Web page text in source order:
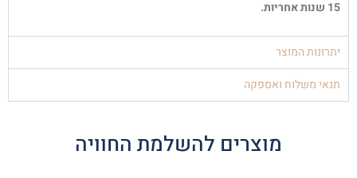
15 שנות אחריות.
יתרונות המוצר
תנאי משלוח ואספקה
מוצרים להשלמת החוויה